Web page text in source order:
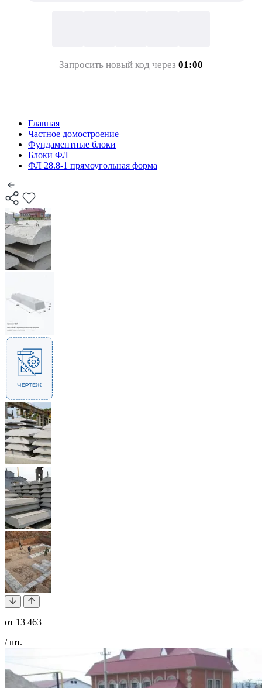
Запросить новый код через 01:00
Главная
Частное домостроение
Фундаментные блоки
Блоки ФЛ
ФЛ 28.8-1 прямоугольная форма
от 13 463
/ шт.